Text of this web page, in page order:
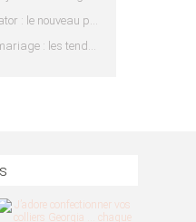
Wedding Content Creator : le nouveau prestataire indispensable pour votre mariage
Bijoux et accessoires mariage : les tendances 2025